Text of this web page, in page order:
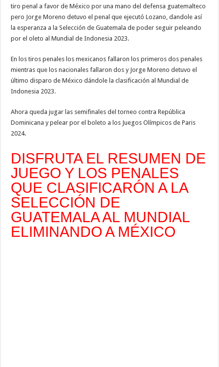
tiro penal a favor de México por una mano del defensa guatemalteco
pero Jorge Moreno detuvo el penal que ejecutó Lozano, dandole así
la esperanza a la Selección de Guatemala de poder seguir peleando
por el oleto al Mundial de Indonesia 2023.
En los tiros penales los mexicanos fallaron los primeros dos penales
mientras que los nacionales fallaron dos y Jorge Moreno detuvo el
último disparo de México dándole la clasificación al Mundial de
Indonesia 2023.
Ahora queda jugar las semifinales del torneo contra República
Dominicana y pelear por el boleto a los Juegos Olímpicos de Paris
2024.
DISFRUTA EL RESUMEN DE
JUEGO Y LOS PENALES
QUE CLASIFICARÓN A LA
SELECCIÓN DE
GUATEMALA AL MUNDIAL
ELIMINANDO A MÉXICO